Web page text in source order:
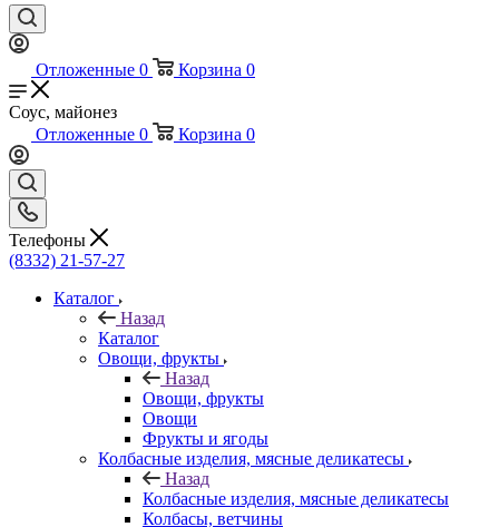
Отложенные 0 Корзина 0
Соус, майонез
Отложенные 0 Корзина 0
Телефоны
(8332) 21-57-27
Каталог
Назад
Каталог
Овощи, фрукты
Назад
Овощи, фрукты
Овощи
Фрукты и ягоды
Колбасные изделия, мясные деликатесы
Назад
Колбасные изделия, мясные деликатесы
Колбасы, ветчины